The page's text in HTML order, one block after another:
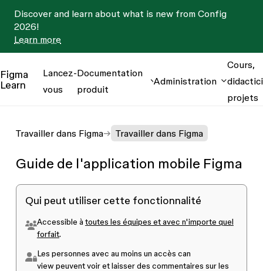
Discover and learn about what is new from Config
2026!
Learn more
Figma
Learn
Lancez-
vous
Documentation
produit
Administration
Cours,
projets
Travailler dans Figma Travailler dans Figma
Guide de l'application mobile Figma
Qui peut utiliser cette fonctionnalité
Accessible à toutes les équipes et avec n'importe quel
forfait.
Les personnes avec au moins un accès can
viewpeuvent voir et laisser des commentaires sur les